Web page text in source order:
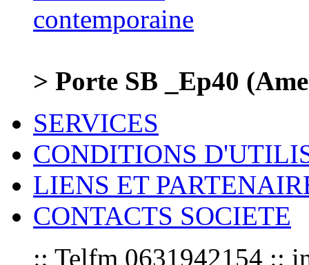
> Porte SB _Ep40
SERVICES
CONDITIONS
LIENS ET
CONTACTS SOCIETE
:: Telfm 0631942154 ::